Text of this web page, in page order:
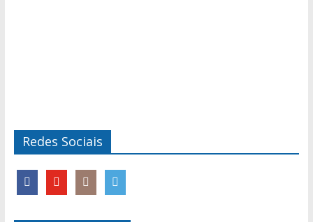
Redes Sociais